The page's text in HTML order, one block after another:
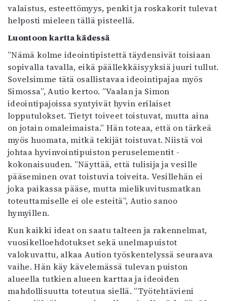
valaistus, esteettömyys, penkit ja roskakorit tulevat
helposti mieleen tällä pisteellä.
Luontoon kartta kädessä
”Nämä kolme ideointipistettä täydensivät toisiaan
sopivalla tavalla, eikä päällekkäisyyksiä juuri tullut.
Sovelsimme tätä osallistavaa ideointipajaa myös
Simossa”, Autio kertoo. ”Vaalan ja Simon
ideointipajoissa syntyivät hyvin erilaiset
lopputulokset. Tietyt toiveet toistuvat, mutta aina
on jotain omaleimaista.” Hän toteaa, että on tärkeä
myös huomata, mitkä tekijät toistuvat. Niistä voi
johtaa hyvinvointipuiston peruselementit -
kokonaisuuden. ”Näyttää, että tulisija ja vesille
pääseminen ovat toistuvia toiveita. Vesillehän ei
joka paikassa pääse, mutta mielikuvitusmatkan
toteuttamiselle ei ole esteitä”, Autio sanoo
hymyillen.
Kun kaikki ideat on saatu talteen ja rakennelmat,
vuosikelloehdotukset sekä unelmapuistot
valokuvattu, alkaa Aution työskentelyssä seuraava
vaihe. Hän käy kävelemässä tulevan puiston
alueella tutkien alueen karttaa ja ideoiden
mahdollisuutta toteutua siellä. ”Työtehtävieni